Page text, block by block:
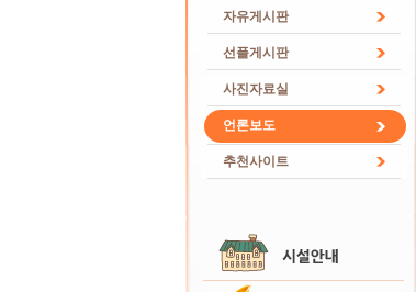
자유게시판
선플게시판
사진자료실
언론보도
추천사이트